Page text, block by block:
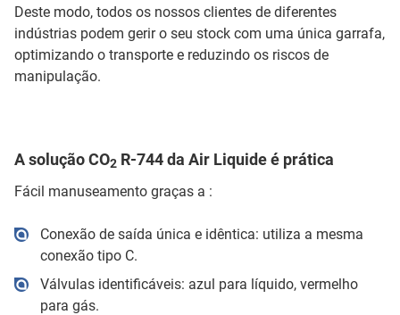
Deste modo, todos os nossos clientes de diferentes
indústrias podem gerir o seu stock com uma única garrafa,
optimizando o transporte e reduzindo os riscos de
manipulação.
A solução CO2 R-744 da Air Liquide é prática
Fácil manuseamento graças a :
Conexão de saída única e idêntica: utiliza a mesma
conexão tipo C.
Válvulas identificáveis: azul para líquido, vermelho
para gás.